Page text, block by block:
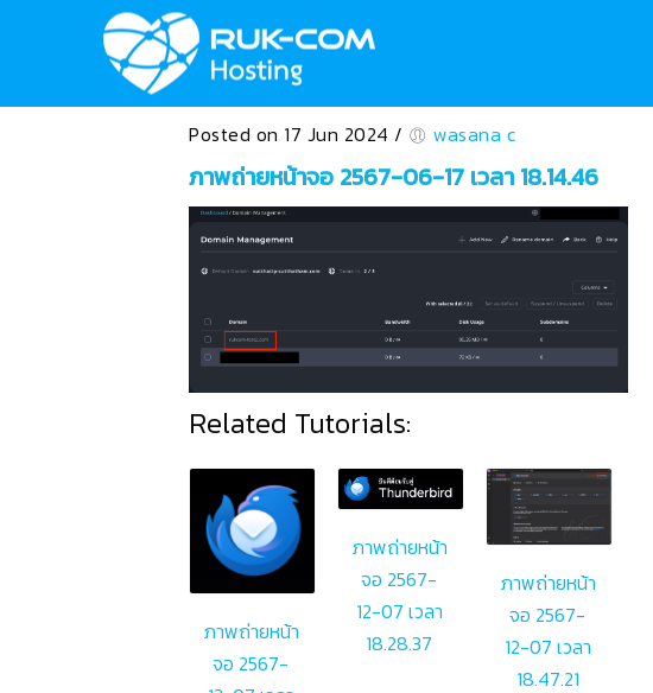
Posted on 17 Jun 2024 / wasana c
ภาพถ่ายหน้าจอ 2567-06-17 เวลา 18.14.46
Related Tutorials:
ภาพถ่ายหน้า
จอ 2567-
ภาพถ่ายหน้า
จอ 2567-
12-07 เวลา
18.28.37
ภาพถ่ายหน้า
จอ 2567-
12-07 เวลา
18.47.21